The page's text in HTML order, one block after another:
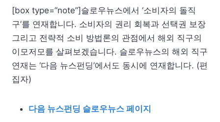
[box type=”note”]슬로우뉴스에서 ‘소비자의 돌직
구’를 연재합니다. 소비자의 권리 회복과 선택권 보장
그리고 전략적 소비 방법론의 관점에서 해외 직구의
이모저모를 살펴보겠습니다. 슬로우뉴스의 해외 직구
연재는 ‘다음 뉴스펀딩’에서도 동시에 연재합니다. (편
집자)
다음 뉴스펀딩 슬로우뉴스 페이지